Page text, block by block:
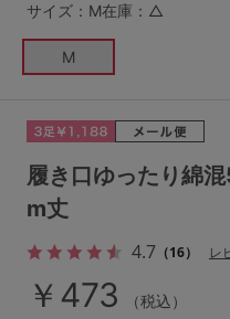
L LL
S-AB S-CD
M-AB M-CD M-EF
L-AB L-CD L-EF
LL-EF
4,000円～
セールアイテムから探す
セールアイテム
その他から探す
お気に入り
新着アイテム
履き口ゆったり綿
m丈
4.7（16） レ
￥473 （税込）
サイズ：M在庫：△
M